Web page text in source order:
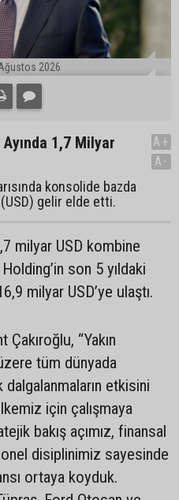
2026
1,7 Milyar
konsolide bazda
gelir elde etti.
A+
A-
milyar USD kombine
son 5 yıldaki
milyar USD’ye ulaştı.
“Yakın
tüm dünyada
etkisini
için çalışmaya
bakış açımız, finansal
disiplinimiz sayesinde
ortaya koyduk.